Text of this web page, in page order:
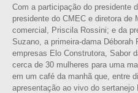
Com a participação do presidente
presidente do CMEC e diretora de
comercial, Priscila Rossini; e da
Suzano, a primeira-dama
empresas Elo Construtora, Sabor
cerca de 30 mulheres para uma
em um café da manhã que, entre
apresentação ao vivo do sertanejo